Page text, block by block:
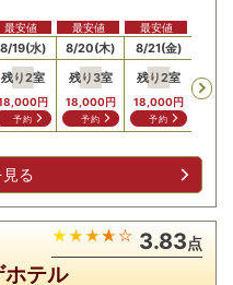
8/19(水)
残り2室
円
予約
最安値
8/20(木)
残り3室
18,000円
予約
最安値
8/21(金)
残り2室
18,000円
予約
最安値
残り
る
3.83点
テル